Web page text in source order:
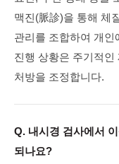
맥진(脈診)을 통해 체
관리를 조합하여 개인
진행 상황은 주기적
처방을 조정합니다.
Q. 내시경 검사에서
되나요?